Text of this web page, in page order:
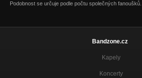
Podobnost se určuje podle počtu společných fanoušků.
Bandzone.cz
Kapely
Koncerty